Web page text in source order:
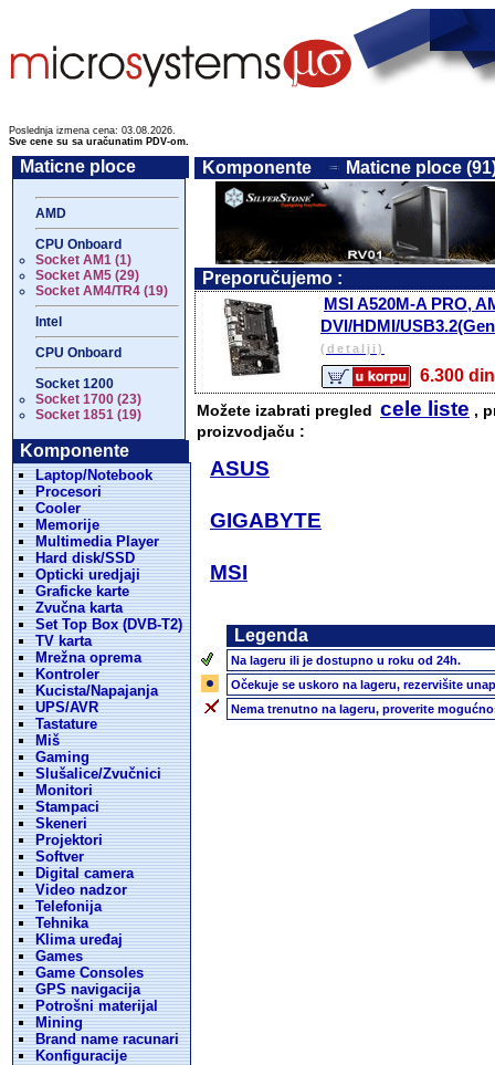
Poslednja izmena cena: 03.08.2026.
Sve cene su sa uračunatim PDV-om.
Maticne ploce
AMD
CPU Onboard
Socket AM1 (1)
Socket AM5 (29)
Socket AM4/TR4 (19)
Intel
CPU Onboard
Socket 1200
Socket 1700 (23)
Socket 1851 (19)
Komponente
Laptop/Notebook
Procesori
Cooler
Memorije
Multimedia Player
Hard disk/SSD
Opticki uredjaji
Graficke karte
Zvučna karta
Set Top Box (DVB-T2)
TV karta
Mrežna oprema
Kontroler
Kucista/Napajanja
UPS/AVR
Tastature
Miš
Gaming
Slušalice/Zvučnici
Monitori
Stampaci
Skeneri
Projektori
Softver
Digital camera
Video nadzor
Telefonija
Tehnika
Klima uređaj
Games
Game Consoles
GPS navigacija
Potrošni materijal
Mining
Brand name racunari
Konfiguracije
Komponente Maticne ploce
Preporučujemo :
MSI A520M-A PRO,
DVI/HDMI/
(detalji)
6.300
Možete izabrati pregled cele liste ,
proizvodjaču :
ASUS
GIGABYTE
MSI
Legenda
Na lageru ili je dostupno u roku od 24h.
Očekuje se uskoro na lageru, rezervišite
Nema trenutno na lageru, proverite